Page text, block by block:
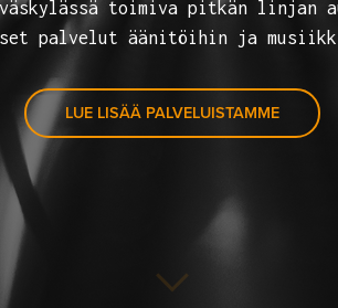
toimiva pitkän linjan
palvelut äänitöihin ja
LUE LISÄÄ PALVELUISTAMME